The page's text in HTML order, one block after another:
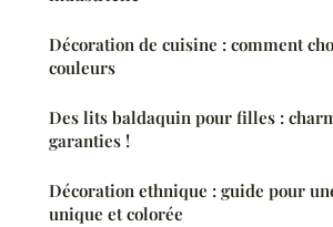
Décoration de cuisine : comment
couleurs
Des lits baldaquin pour filles :
garanties !
Décoration ethnique : guide pour
unique et colorée